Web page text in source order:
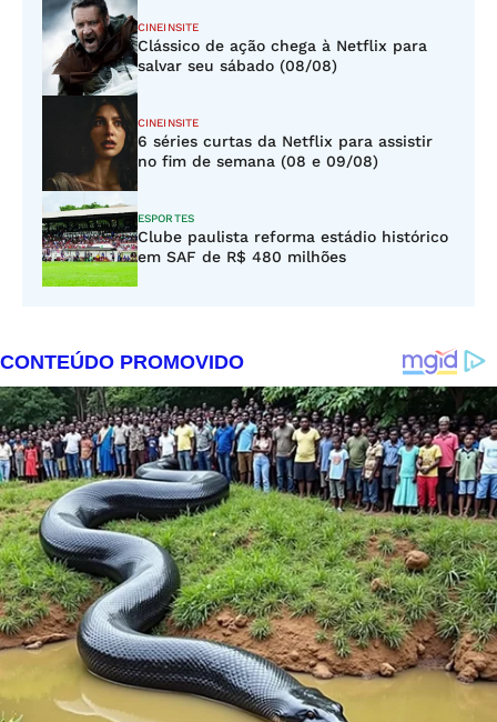
CINEINSITE
Clássico de ação chega à Netflix para
salvar seu sábado (08/08)
CINEINSITE
6 séries curtas da Netflix para assistir
no fim de semana (08 e 09/08)
ESPORTES
Clube paulista reforma estádio histórico
em SAF de R$ 480 milhões